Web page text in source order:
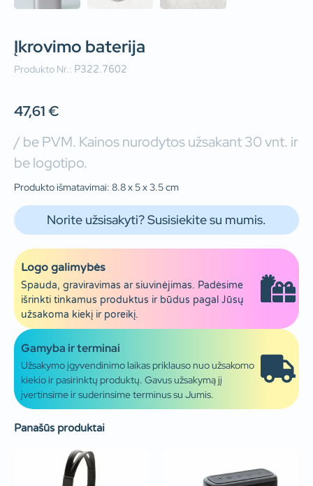
Įkrovimo baterija
Produkto Nr.: P322.7602
47,61€
/ be PVM. Kainos nurodytos užsakant 30 vnt. ir
be logotipo.
Produkto išmatavimai: 8.8 x 5 x 3.5 cm
Norite užsisakyti? Susisiekite su mumis.
Logo galimybės
Spauda, graviravimas ar siuvinėjimas. Padėsime
išrinkti tinkamus produktus ir būdus pagal Jūsų
užsakoma kiekį ir poreikį.
Gamyba ir terminai
Užsakymo įgyvendinimo laikas priklauso nuo užsakomo
kiekio ir pasirinktų produktų. Gavus užsakymą jį
įvertinsime ir suderinsime terminus su Jumis.
Panašūs produktai